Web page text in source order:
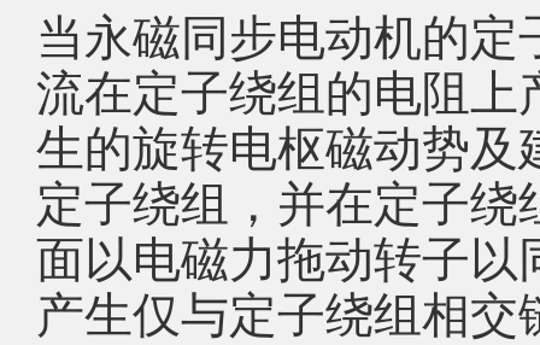
当永磁同步电动机的
流在定子绕组的电阻
生的旋转电枢磁动势
定子绕组，并在定子
面以电磁力拖动转子
产生仅与定子绕组相